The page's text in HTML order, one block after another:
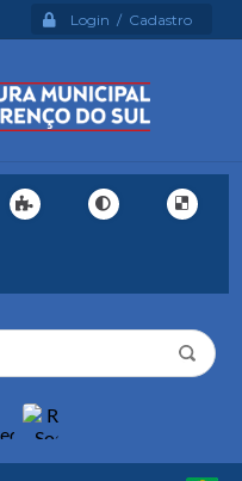
Login / Cadastro